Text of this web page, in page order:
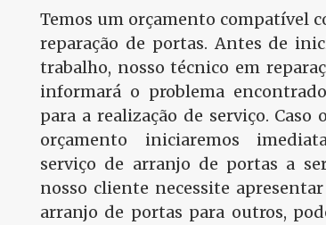
Temos um orçamento compatível
reparação de portas. Antes de
trabalho, nosso técnico em
informará o problema
para a realização de serviço. Caso
orçamento iniciaremos
serviço de arranjo de portas a
nosso cliente necessite
arranjo de portas para outros,